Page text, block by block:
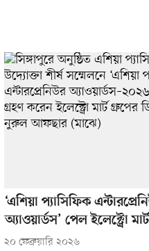
‘এশিয়া প্যাসিফিক
অ্যাওয়ার্ডস’ পেল ইলেক্ট্রো মার্ট
২০ ফেব্রুয়ারি ২০২৬